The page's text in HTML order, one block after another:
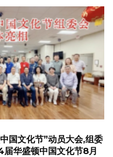
国文化节”动员大会,组委
华盛顿中国文化节8月